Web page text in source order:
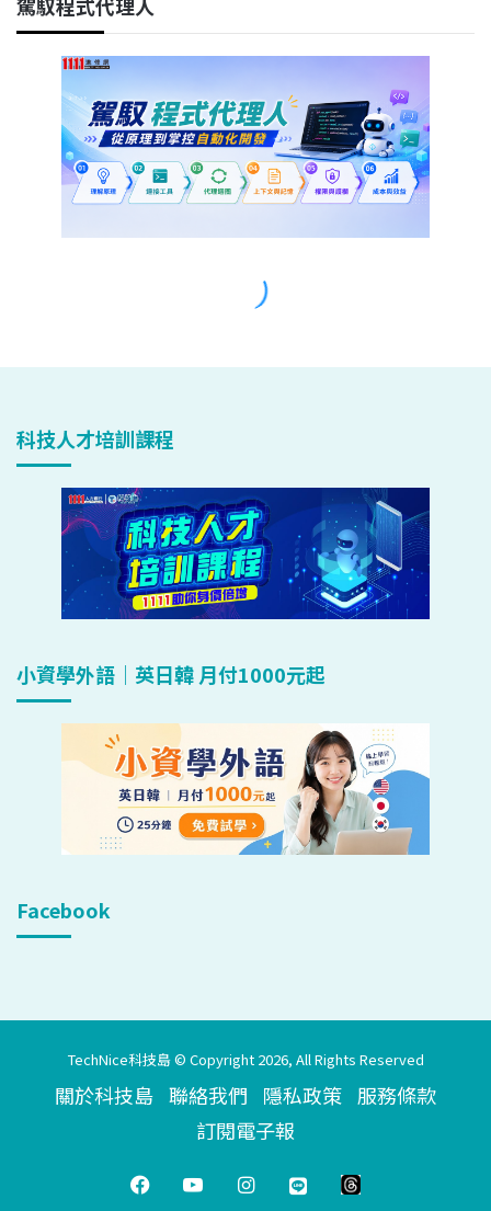
科技人才培訓課程
小資學外語｜英日韓 月付1000元起
Facebook
TechNice科技島 © Copyright 2026, All Rights Reserved
關於科技島 聯絡我們 隱私政策 服務條款
訂閱電子報